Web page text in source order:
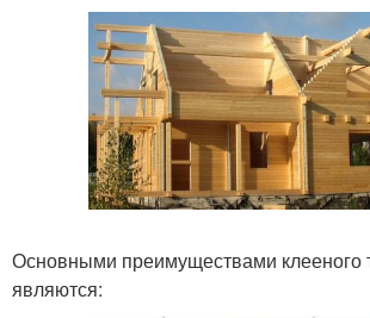
Основными преимуществами клееного
являются: